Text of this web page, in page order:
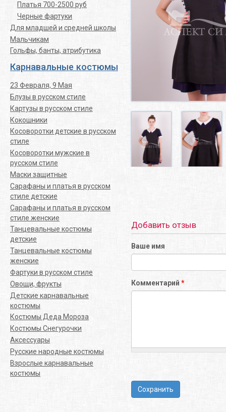
Платья 700-2500 руб
Черные фартуки
Для младшей и средней школы
Мальчикам
Гольфы, банты, атрибутика
Карнавальные костюмы
23 Февраля, 9 Мая
Блузы в русском стиле
Картузы в русском стиле
Кокошники
Косоворотки детские в русском
стиле
Косоворотки мужские в
русском стиле
Маски защитные
Сарафаны и платья в русском
стиле детские
Сарафаны и платья в русском
стиле женские
Танцевальные костюмы
детские
Танцевальные костюмы
женские
Фартуки в русском стиле
Овощи, фрукты
Детские карнавальные
костюмы
Костюмы Деда Мороза
Костюмы Снегурочки
Аксессуары
Русские народные костюмы
Взрослые карнавальные
костюмы
Добавить отзыв
Ваше имя
Комментарий *
Сохранить